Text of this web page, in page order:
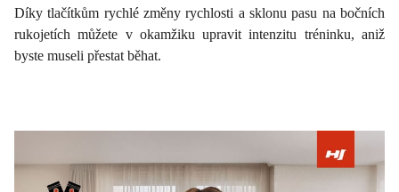
Díky tlačítkům rychlé změny rychlosti a sklonu pasu na bočních
rukojetích můžete v okamžiku upravit intenzitu tréninku, aniž
byste museli přestat běhat.